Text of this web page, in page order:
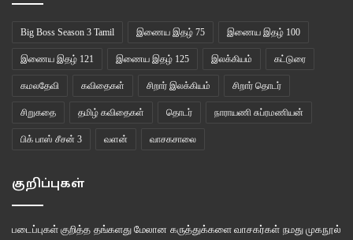
Big Boss Season 3 Tamil இணைய இதழ் 75 இணைய இதழ் 100
இணைய இதழ் 121 இணைய இதழ் 125 இலக்கியம் கட்டுரை
கமலதேவி கவிதைகள் சிறார் இலக்கியம் சிறார் தொடர்
சிறுகதை தமிழ் கவிதைகள் தொடர் நாராயணி சுப்ரமணியன்
பிக் பாஸ் சீசன் 3 வளன் வாசகசாலை
குறிப்புகள்
படைப்புகள் குறித்த தங்களது மேலான கருத்துக்களை வாசகர்கள் நமது முகநூல்